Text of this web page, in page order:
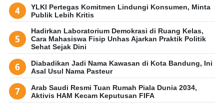
YLKI Pertegas Komitmen Lindungi Konsumen, Minta
Publik Lebih Kritis
Hadirkan Laboratorium Demokrasi di Ruang Kelas,
Cara Mahasiswa Fisip Unhas Ajarkan Praktik Politik
Sehat Sejak Dini
Diabadikan Jadi Nama Kawasan di Kota Bandung, Ini
Asal Usul Nama Pasteur
Arab Saudi Resmi Tuan Rumah Piala Dunia 2034,
Aktivis HAM Kecam Keputusan FIFA